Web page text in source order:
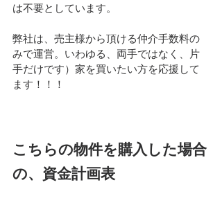
は不要としています。
弊社は、売主様から頂ける仲介手数料の
みで運営。いわゆる、両手ではなく、片
手だけです）家を買いたい方を応援して
ます！！！
こちらの物件を購入した場合
の、資金計画表